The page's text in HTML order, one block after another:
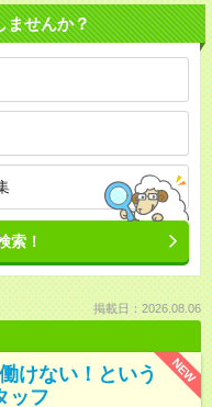
ませんか？
索！
掲載日：2026.08.06
NEW
けない！という
ッフ